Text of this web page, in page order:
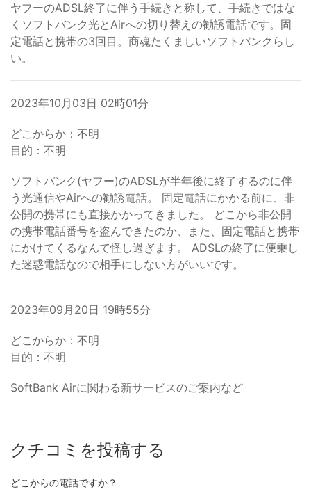
ヤフーのADSL終了に伴う手続きと称して、手続きではな
くソフトバンク光とAirへの切り替えの勧誘電話です。固
定電話と携帯の3回目。商魂たくましいソフトバンクらし
い。
2023年10月03日 02時01分
どこからか：不明
目的：不明
ソフトバンク(ヤフー)のADSLが半年後に終了するのに伴
う光通信やAirへの勧誘電話。 固定電話にかかる前に、非
公開の携帯にも直接かかってきました。 どこから非公開
の携帯電話番号を盗んできたのか、また、固定電話と携帯
にかけてくるなんて怪し過ぎます。 ADSLの終了に便乗し
た迷惑電話なので相手にしない方がいいです。
2023年09月20日 19時55分
どこからか：不明
目的：不明
SoftBank Airに関わる新サービスのご案内など
クチコミを投稿する
どこからの電話ですか？